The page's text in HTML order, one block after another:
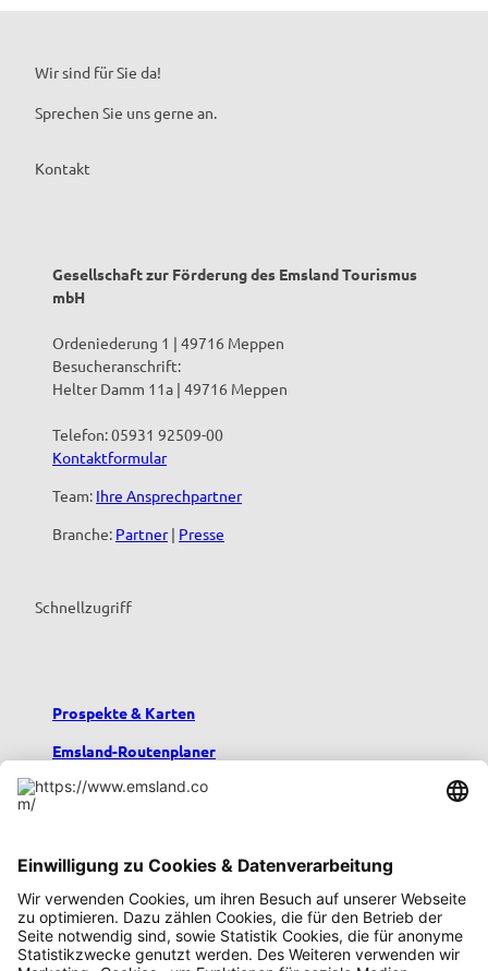
Wir sind für Sie da!
Sprechen Sie uns gerne an.
Kontakt
Gesellschaft zur Förderung des Emsland Tourismus
mbH
Ordeniederung 1 | 49716 Meppen
Besucheranschrift:
Helter Damm 11a | 49716 Meppen
Telefon: 05931 92509-00
Kontaktformular
Team: Ihre Ansprechpartner
Branche: Partner| Presse
Schnellzugriff
Prospekte & Karten
Emsland-Routenplaner
Emsland-Blog
Urlaub mit Kindern
Podcast emsland.entspannt
Emsland-Newsletter